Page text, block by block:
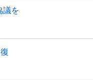
議を